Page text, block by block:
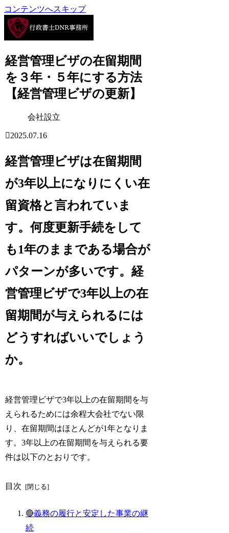
コンテンツへスキップ
経営管理ビザの在留期間
を３年・５年にする方法
【経営管理ビザの更新】
会社設立
2025.07.16
経営管理ビザは在留期間
が3年以上になりにくい在
留資格と言われていま
す。何度更新手続をして
も1年のままである場合が
パターンが多いです。経
営管理ビザで3年以上の在
留期間が与えられるには
どうすればいいでしょう
か。
経営管理ビザで3年以上の在留期間を与
えられるためには余程大会社でない限
り、在留期間はほとんどが1年となりま
す。3年以上の在留期間を与えられる要
件は以下のとおりです。
目次
🔴義務の履行と安定した事業の継
続